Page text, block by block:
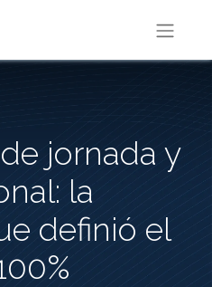
jornada y
la
definió el